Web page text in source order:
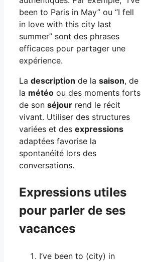
been to Paris in May” ou “I fell
in love with this city last
summer” sont des phrases
efficaces pour partager une
expérience.
La description de la saison, de
la météo ou des moments forts
de son séjour rend le récit
vivant. Utiliser des structures
variées et des expressions
adaptées favorise la
spontanéité lors des
conversations.
Expressions utiles
pour parler de ses
vacances
I’ve been to (city) in